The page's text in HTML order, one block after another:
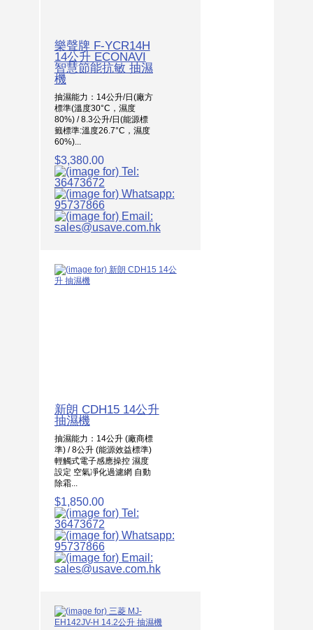
樂聲牌 F-YCR14H
14公升 ECONAVI
智慧節能抗敏 抽濕
機
抽濕能力：14公升/日(廠方
標準(溫度30°C，濕度
80%) / 8.3公升/日(能源標
籤標準:溫度26.7°C，濕度
60%)...
$3,380.00
新朗 CDH15 14公升
抽濕機
抽濕能力：14公升 (廠商標
準) / 8公升 (能源效益標準)
輕觸式電子感應操控 濕度
設定 空氣凈化過濾網 自動
除霜...
$1,850.00